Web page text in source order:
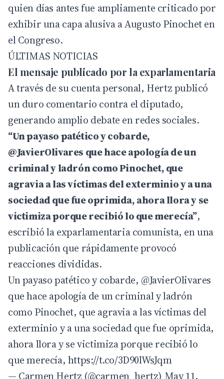
quien días antes fue ampliamente criticado por
exhibir una capa alusiva a Augusto Pinochet en
el Congreso.
ÚLTIMAS NOTICIAS
El mensaje publicado por la exparlamentaria
A través de su cuenta personal, Hertz publicó
un duro comentario contra el diputado,
generando amplio debate en redes sociales.
“Un payaso patético y cobarde,
@JavierOlivares que hace apología de un
criminal y ladrón como Pinochet, que
agravia a las víctimas del exterminio y a una
sociedad que fue oprimida, ahora llora y se
victimiza porque recibió lo que merecía”,
escribió la exparlamentaria comunista, en una
publicación que rápidamente provocó
reacciones divididas.
Un payaso patético y cobarde, @JavierOlivares
que hace apología de un criminal y ladrón
como Pinochet, que agravia a las víctimas del
exterminio y a una sociedad que fue oprimida,
ahora llora y se victimiza porque recibió lo
que merecía, https://t.co/3D90lWsJqm
— Carmen Hertz (@carmen_hertz) May 11,